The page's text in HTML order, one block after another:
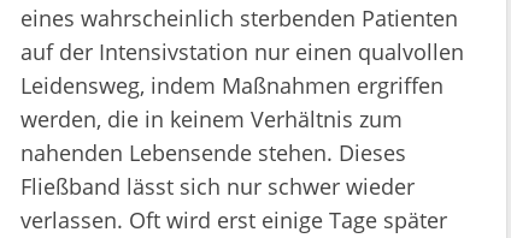
eines wahrscheinlich sterbenden Patienten
auf der Intensivstation nur einen qualvollen
Leidensweg, indem Maßnahmen ergriffen
werden, die in keinem Verhältnis zum
nahenden Lebensende stehen. Dieses
Fließband lässt sich nur schwer wieder
verlassen. Oft wird erst einige Tage später